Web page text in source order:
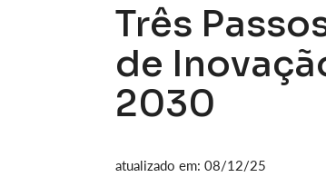
Três
de
2030
atualizado em: 08/12/25